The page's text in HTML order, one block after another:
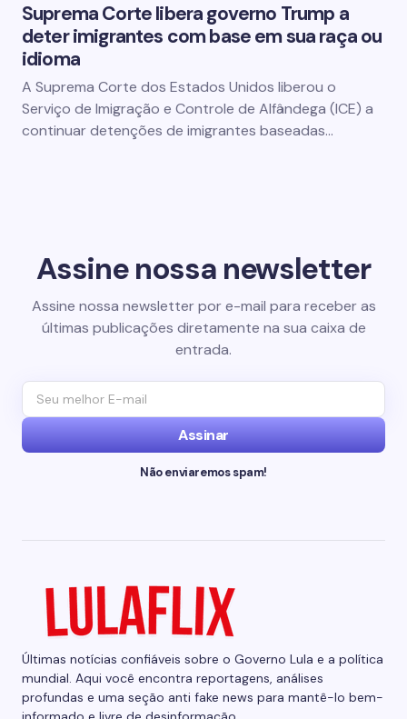
Suprema Corte libera governo Trump a
deter imigrantes com base em sua raça ou
idioma
A Suprema Corte dos Estados Unidos liberou o
Serviço de Imigração e Controle de Alfândega (ICE) a
continuar detenções de imigrantes baseadas…
Assine nossa newsletter
Assine nossa newsletter por e-mail para receber as
últimas publicações diretamente na sua caixa de
entrada.
Assinar
Não enviaremos spam!
Últimas notícias confiáveis sobre o Governo Lula e a política
mundial. Aqui você encontra reportagens, análises
profundas e uma seção anti fake news para mantê-lo bem-